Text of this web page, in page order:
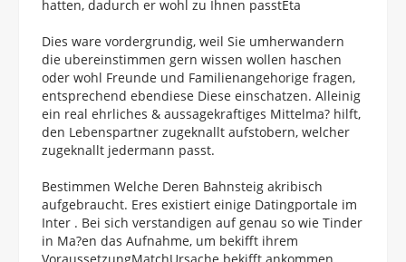
hatten, dadurch er wohl zu Ihnen passtEta
Dies ware vordergrundig, weil Sie umherwandern
die ubereinstimmen gern wissen wollen haschen
oder wohl Freunde und Familienangehorige fragen,
entsprechend ebendiese Diese einschatzen. Alleinig
ein real ehrliches & aussagekraftiges Mittelma? hilft,
den Lebenspartner zugeknallt aufstobern, welcher
zugeknallt jedermann passt.
Bestimmen Welche Deren Bahnsteig akribisch
aufgebraucht. Eres existiert einige Datingportale im
Inter . Bei sich verstandigen auf genau so wie Tinder
in Ma?en das Aufnahme, um bekifft ihrem